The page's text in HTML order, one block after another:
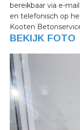
bereikbaar via e-mail:
en telefonisch op
Kooten
BEKIJK FOTO